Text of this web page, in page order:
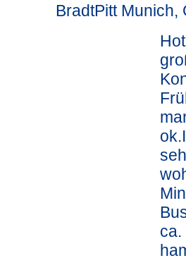
BradtPitt Munich,
ca.